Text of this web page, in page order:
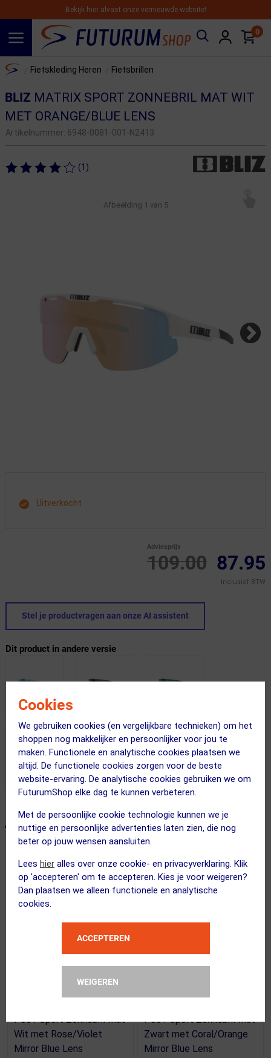
Cookies
We gebruiken cookies (en vergelijkbare technieken) om het
shoppen nog makkelijker en persoonlijker voor jou te
maken. Functionele en analytische cookies plaatsen we
altijd. De functionele cookies zorgen voor de beste
website-ervaring. De analytische cookies gebruiken we om
FuturumShop elke dag te kunnen verbeteren.
Met de persoonlijke cookie technologie kunnen we je
nuttige en persoonlijke advertenties laten zien, die nog
beter op jouw wensen aansluiten.
Lees hier alles over onze cookie- en privacyverklaring. Klik
op 'accepteren' om te accepteren. Kies je voor weigeren?
Dan plaatsen we alleen functionele en analytische
cookies.
ACCEPTEREN
WEIGEREN
Bekijk hier alvast onze vernieuwde website!
0
Home Fietskleding Heren Fietsbrillen
BLIZ MATRIX SPORT ZONNEBRIL MAT WIT
MET ORANGE/BLUE LENS
Artikelnummer: 6948-0081-001-N2413
(1)
Afbeelding 1 van 5
Uitverkocht
109.00
Adviesprijs
87.95
Inclusief BTW
Stel je productvragen aan onze AI assistent
Dit product in andere versie
ALTERNATIEVE PRODUCTEN
ACTIE
P001 Sport Zonnebril Mat
Wit met Rose/Violet
Mirror Blue Lens
ACTIE
P001 Sport Zonnebril Mat
Zwart met Coral/Orange
Mirror Blue Lens